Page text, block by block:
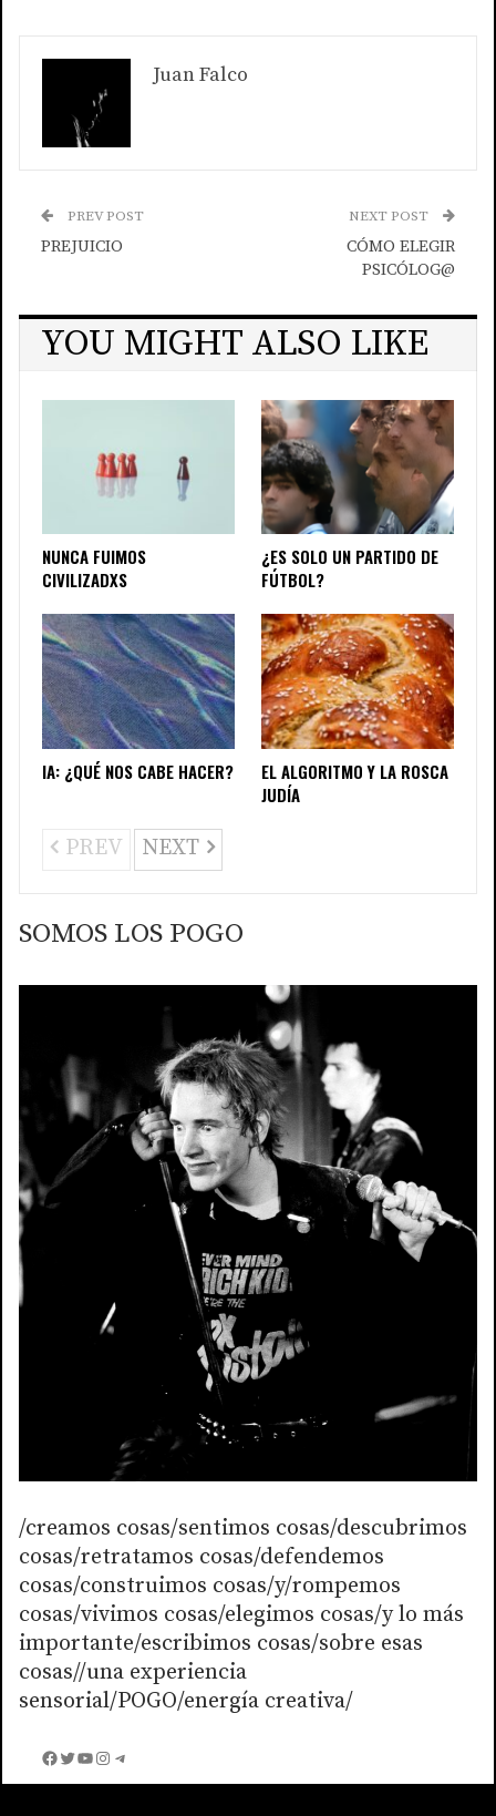
Juan Falco
PREV POST
PREJUICIO
NEXT POST
CÓMO ELEGIR
PSICÓLOG@
YOU MIGHT ALSO LIKE
NUNCA FUIMOS
CIVILIZADXS
¿ES SOLO UN PARTIDO DE
FÚTBOL?
IA: ¿QUÉ NOS CABE HACER?
EL ALGORITMO Y LA ROSCA
JUDÍA
PREV NEXT
SOMOS LOS POGO
/creamos cosas/sentimos cosas/descubrimos
cosas/retratamos cosas/defendemos
cosas/construimos cosas/y/rompemos
cosas/vivimos cosas/elegimos cosas/y lo más
importante/escribimos cosas/sobre esas
cosas//una experiencia
sensorial/POGO/energía creativa/
Facebook
Twitter
YouTube
Instagram
Telegram